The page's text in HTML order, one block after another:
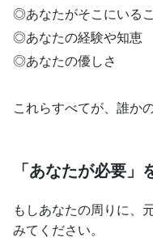
◎あなたがそこにいる
◎あなたの経験や知恵
◎あなたの優しさ
これらすべてが、誰か
「あなたが必要」
もしあなたの周りに、
みてください。